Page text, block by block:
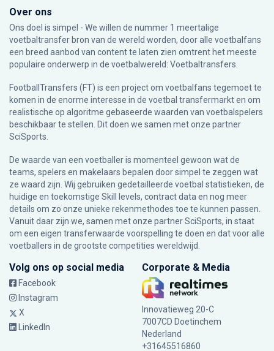
Over ons
Ons doel is simpel - We willen de nummer 1 meertalige
voetbaltransfer bron van de wereld worden, door alle voetbalfans
een breed aanbod van content te laten zien omtrent het meeste
populaire onderwerp in de voetbalwereld: Voetbaltransfers.
FootballTransfers (FT) is een project om voetbalfans tegemoet te
komen in de enorme interesse in de voetbal transfermarkt en om
realistische op algoritme gebaseerde waarden van voetbalspelers
beschikbaar te stellen. Dit doen we samen met onze partner
SciSports
De waarde van een voetballer is momenteel gewoon wat de
teams, spelers en makelaars bepalen door simpel te zeggen wat
ze waard zijn. Wij gebruiken gedetailleerde voetbal statistieken, de
huidige en toekomstige Skill levels, contract data en nog meer
details om zo onze unieke rekenmethodes toe te kunnen passen.
Vanuit daar zijn we, samen met onze partner SciSports, in staat
om een eigen transferwaarde voorspelling te doen en dat voor alle
voetballers in de grootste competities wereldwijd.
Volg ons op social media
Facebook
Instagram
X
LinkedIn
Corporate & Media
Innovatieweg 20-C
7007CD Doetinchem
Nederland
+31645516860